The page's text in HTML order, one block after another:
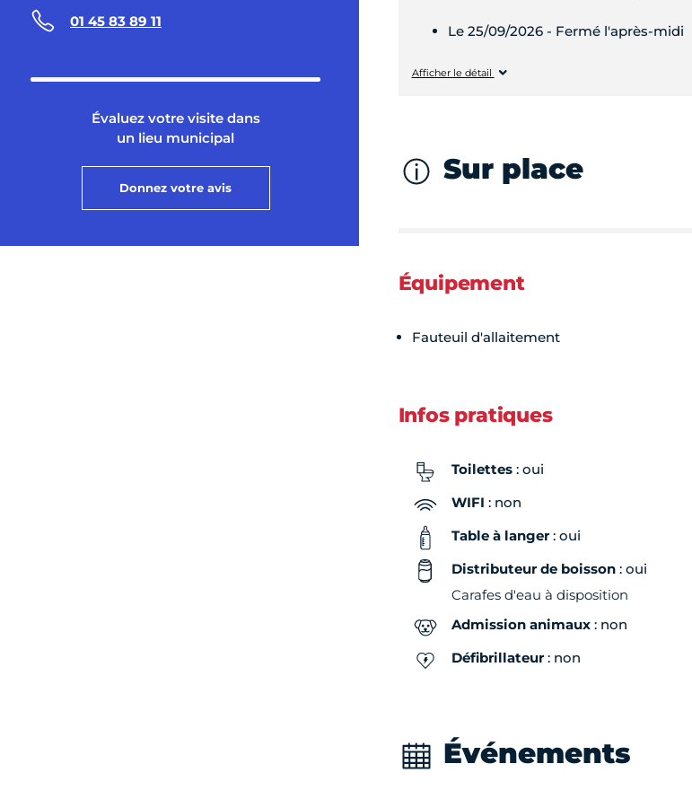
01 45 83 89 11
Évaluez votre visite dans
un lieu municipal
Donnez votre avis
Le 25/09/2026 - Fermé l'après-midi
Vendredi
Afficher le détail
Sur place
Équipement
Fauteuil d'allaitement
Infos pratiques
Toilettes: oui
WIFI : non
Table à langer: oui
Distributeur de boisson: oui
Carafes d'eau à disposition
Admission animaux: non
Défibrillateur: non
Événements